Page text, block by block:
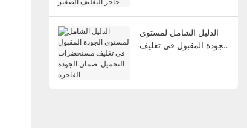
الدليل الشامل لمستوى
الجودة المقبول في تغليف